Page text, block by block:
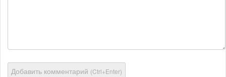
Добавить комментарий (Ctrl+Enter)